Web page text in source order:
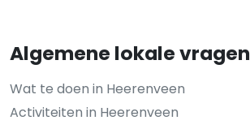
Algemene lokale vragen
Wat te doen in Heerenveen
Activiteiten in Heerenveen